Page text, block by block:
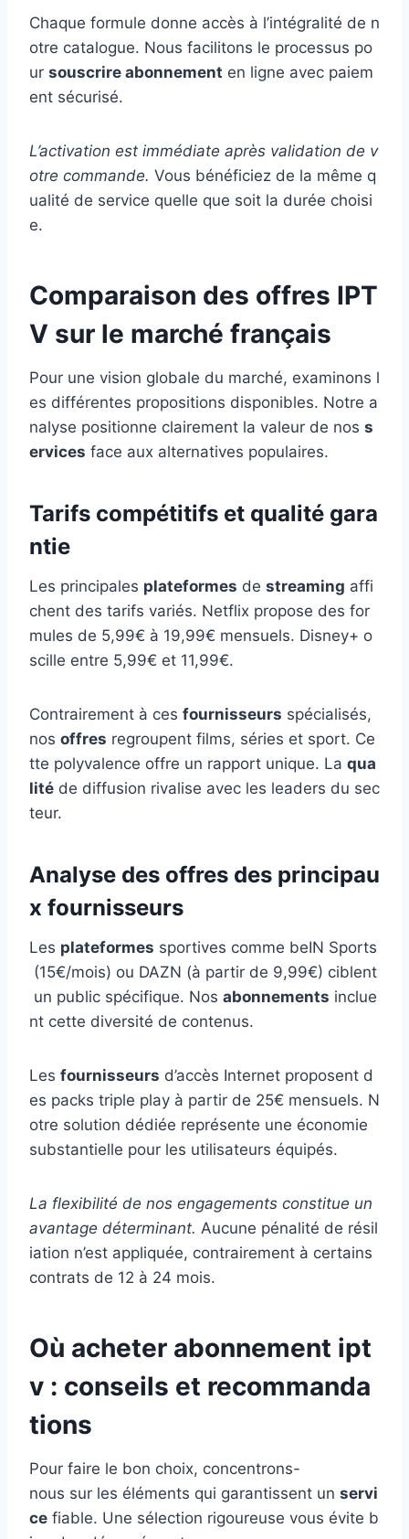
Chaque formule donne accès à l’intégralité de n
otre catalogue. Nous facilitons le processus po
ur souscrire abonnement en ligne avec paiem
ent sécurisé.
L’activation est immédiate après validation de v
otre commande. Vous bénéficiez de la même q
ualité de service quelle que soit la durée choisi
e.
Comparaison des offres IPT
V sur le marché français
Pour une vision globale du marché, examinons l
es différentes propositions disponibles. Notre a
nalyse positionne clairement la valeur de nos s
ervices face aux alternatives populaires.
Tarifs compétitifs et qualité gara
ntie
Les principales plateformes de streaming affi
chent des tarifs variés. Netflix propose des for
mules de 5,99€ à 19,99€ mensuels. Disney+ o
scille entre 5,99€ et 11,99€.
Contrairement à ces fournisseurs spécialisés,
nos offres regroupent films, séries et sport. Ce
tte polyvalence offre un rapport unique. La qua
lité de diffusion rivalise avec les leaders du sec
teur.
Analyse des offres des principau
x fournisseurs
Les plateformes sportives comme beIN Sports
(15€/mois) ou DAZN (à partir de 9,99€) ciblent
un public spécifique. Nos abonnements inclue
nt cette diversité de contenus.
Les fournisseurs d’accès Internet proposent d
es packs triple play à partir de 25€ mensuels. N
otre solution dédiée représente une économie
substantielle pour les utilisateurs équipés.
La flexibilité de nos engagements constitue un
avantage déterminant. Aucune pénalité de résil
iation n’est appliquée, contrairement à certains
contrats de 12 à 24 mois.
Où acheter abonnement ipt
v : conseils et recommanda
tions
Pour faire le bon choix, concentrons-
nous sur les éléments qui garantissent un servi
ce fiable. Une sélection rigoureuse vous évite b